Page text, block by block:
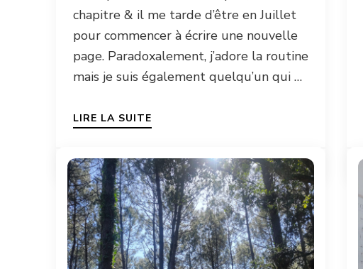
chapitre & il me tarde d’être en Juillet
pour commencer à écrire une nouvelle
page. Paradoxalement, j’adore la routine
mais je suis également quelqu’un qui …
LIRE LA SUITE
9 JUIN 2025